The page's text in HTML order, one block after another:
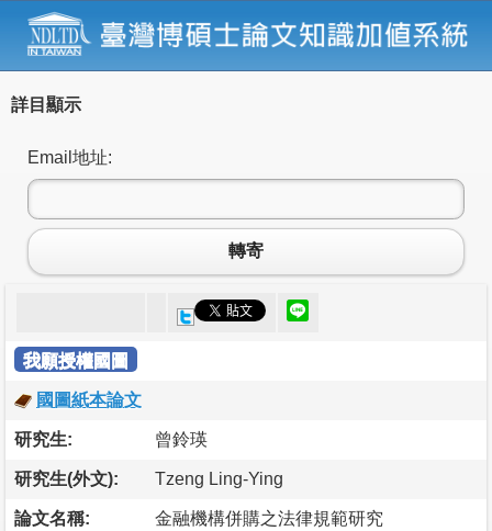
詳目顯示
Email地址:
轉寄
我願授權國圖
國圖紙本論文
研究生: 曾鈴瑛
研究生(外文): Tzeng Ling-Ying
論文名稱: 金融機構併購之法律規範研究